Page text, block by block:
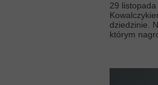
29
dziedzinie.
którym